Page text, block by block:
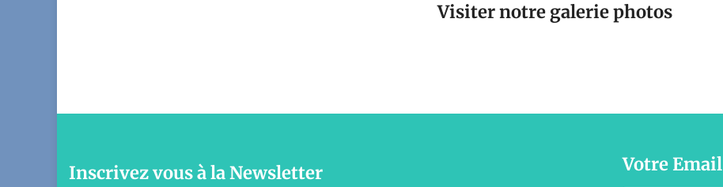
Visiter notre galerie photos
Inscrivez vous à la Newsletter Votre Email